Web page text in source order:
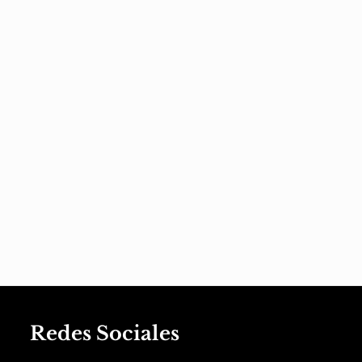
Redes Sociales